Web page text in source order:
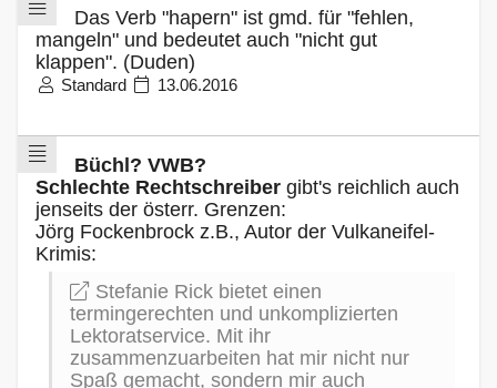
Das Verb "hapern" ist gmd. für "fehlen,
mangeln" und bedeutet auch "nicht gut
klappen". (Duden)
Standard 13.06.2016
Büchl? VWB?
Schlechte Rechtschreiber gibt's reichlich auch
jenseits der österr. Grenzen:
Jörg Fockenbrock z.B., Autor der Vulkaneifel-
Krimis:
Stefanie Rick bietet einen
termingerechten und unkomplizierten
Lektoratservice. Mit ihr
zusammenzuarbeiten hat mir nicht nur
Spaß gemacht, sondern mir auch